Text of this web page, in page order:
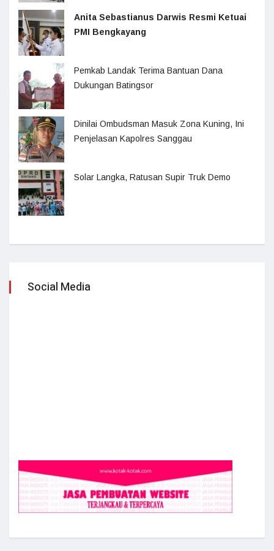
Anita Sebastianus Darwis Resmi Ketuai
PMI Bengkayang
Pemkab Landak Terima Bantuan Dana
Dukungan Batingsor
Dinilai Ombudsman Masuk Zona Kuning, Ini
Penjelasan Kapolres Sanggau
Solar Langka, Ratusan Supir Truk Demo
Social Media